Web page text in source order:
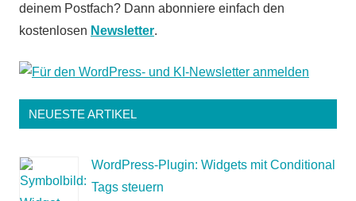
deinem Postfach? Dann abonniere einfach den
kostenlosen Newsletter.
NEUESTE ARTIKEL
WordPress-Plugin: Widgets mit Conditional
Tags steuern